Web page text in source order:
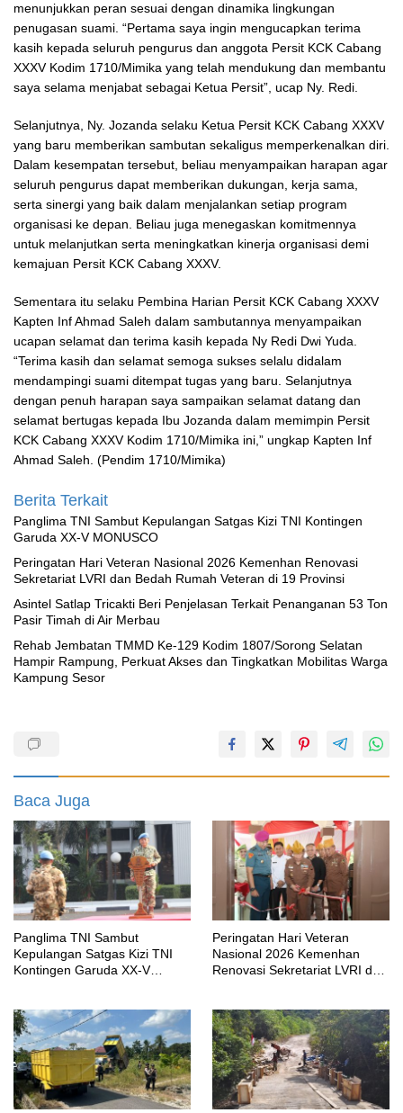
menunjukkan peran sesuai dengan dinamika lingkungan
penugasan suami. “Pertama saya ingin mengucapkan terima
kasih kepada seluruh pengurus dan anggota Persit KCK Cabang
XXXV Kodim 1710/Mimika yang telah mendukung dan membantu
saya selama menjabat sebagai Ketua Persit”, ucap Ny. Redi.
Selanjutnya, Ny. Jozanda selaku Ketua Persit KCK Cabang XXXV
yang baru memberikan sambutan sekaligus memperkenalkan diri.
Dalam kesempatan tersebut, beliau menyampaikan harapan agar
seluruh pengurus dapat memberikan dukungan, kerja sama,
serta sinergi yang baik dalam menjalankan setiap program
organisasi ke depan. Beliau juga menegaskan komitmennya
untuk melanjutkan serta meningkatkan kinerja organisasi demi
kemajuan Persit KCK Cabang XXXV.
Sementara itu selaku Pembina Harian Persit KCK Cabang XXXV
Kapten Inf Ahmad Saleh dalam sambutannya menyampaikan
ucapan selamat dan terima kasih kepada Ny Redi Dwi Yuda.
“Terima kasih dan selamat semoga sukses selalu didalam
mendampingi suami ditempat tugas yang baru. Selanjutnya
dengan penuh harapan saya sampaikan selamat datang dan
selamat bertugas kepada Ibu Jozanda dalam memimpin Persit
KCK Cabang XXXV Kodim 1710/Mimika ini,” ungkap Kapten Inf
Ahmad Saleh. (Pendim 1710/Mimika)
Berita Terkait
Panglima TNI Sambut Kepulangan Satgas Kizi TNI Kontingen
Garuda XX-V MONUSCO
Peringatan Hari Veteran Nasional 2026 Kemenhan Renovasi
Sekretariat LVRI dan Bedah Rumah Veteran di 19 Provinsi
Asintel Satlap Tricakti Beri Penjelasan Terkait Penanganan 53 Ton
Pasir Timah di Air Merbau
Rehab Jembatan TMMD Ke-129 Kodim 1807/Sorong Selatan
Hampir Rampung, Perkuat Akses dan Tingkatkan Mobilitas Warga
Kampung Sesor
Baca Juga
Panglima TNI Sambut
Kepulangan Satgas Kizi TNI
Kontingen Garuda XX-V
Peringatan Hari Veteran
Nasional 2026 Kemenhan
Renovasi Sekretariat LVRI dan